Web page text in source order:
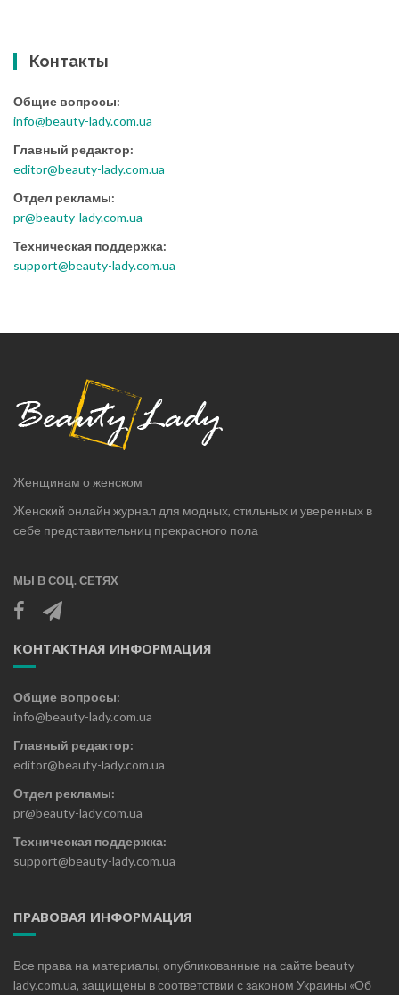
Контакты
Общие вопросы:
info@beauty-lady.com.ua
Главный редактор:
editor@beauty-lady.com.ua
Отдел рекламы:
pr@beauty-lady.com.ua
Техническая поддержка:
support@beauty-lady.com.ua
Женщинам о женском
Женский онлайн журнал для модных, стильных и уверенных в
себе представительниц прекрасного пола
МЫ В СОЦ. СЕТЯХ
КОНТАКТНАЯ ИНФОРМАЦИЯ
Общие вопросы:
info@beauty-lady.com.ua
Главный редактор:
editor@beauty-lady.com.ua
Отдел рекламы:
pr@beauty-lady.com.ua
Техническая поддержка:
support@beauty-lady.com.ua
ПРАВОВАЯ ИНФОРМАЦИЯ
Все права на материалы, опубликованные на сайте beauty-
lady.com.ua, защищены в соответствии с законом Украины «Об